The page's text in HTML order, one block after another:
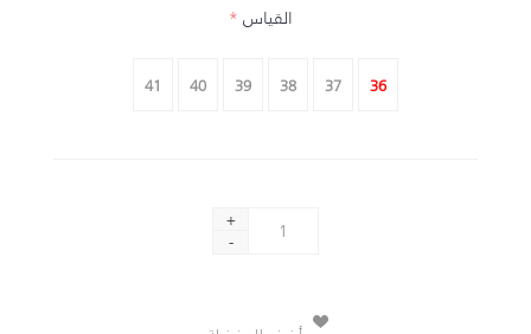
القياس*
36
37
38
39
40
41
+
-